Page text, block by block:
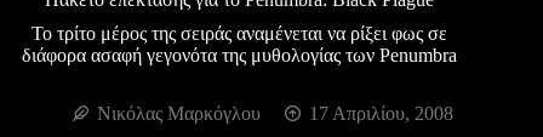
Το τρίτο μέρος της σειράς αναμένεται να ρίξει φως σε
διάφορα ασαφή γεγονότα της μυθολογίας των Penumbra
Νικόλας Μαρκόγλου 17 Απριλίου, 2008